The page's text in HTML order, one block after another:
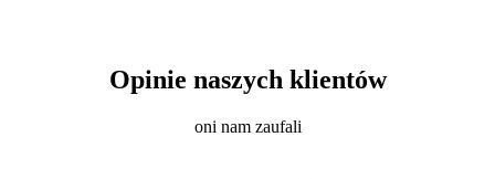
Opinie naszych klientów
oni nam zaufali